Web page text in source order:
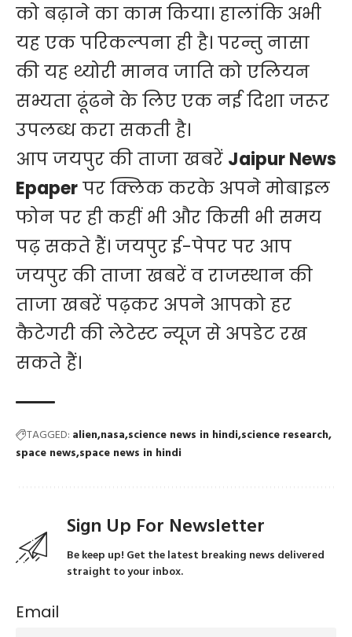
को बढ़ाने का काम किया। हालांकि अभी
यह एक परिकल्पना ही है। परन्तु नासा
की यह थ्योरी मानव जाति को एलियन
सभ्यता ढूंढने के लिए एक नई दिशा जरूर
उपलब्ध करा सकती है।
आप जयपुर की ताजा खबरें Jaipur News
Epaperपर क्लिक करके अपने मोबाइल
फोन पर ही कहीं भी और किसी भी समय
पढ़ सकते हैं। जयपुर ई-पेपर पर आप
जयपुर की ताजा खबरें व राजस्थान की
ताजा खबरें पढ़कर अपने आपको हर
कैटेगरी की लेटेस्ट न्यूज से अपडेट रख
सकते हैं।
TAGGED: alien nasa science news in hindi science research
space news space news in hindi
Sign Up For Newsletter
Be keep up! Get the latest breaking news delivered
straight to your inbox.
Email